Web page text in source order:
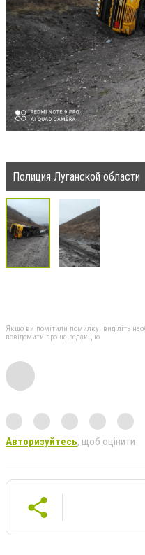
Полиция Луганской области
Якщо ви помітили помилку, виділіть
повідомити про це редакцію
Авторизуйтесь, щоб оцінити